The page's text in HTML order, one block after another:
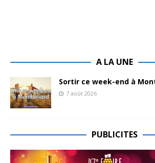
A LA UNE
Sortir ce week-end à
7 août 2026
PUBLICITES